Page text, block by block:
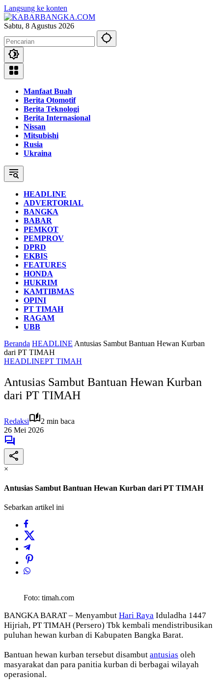
Langsung ke konten
Sabtu, 8 Agustus 2026
Manfaat Buah
Berita Otomotif
Berita Teknologi
Berita Internasional
Nissan
Mitsubishi
Rusia
Ukraina
HEADLINE
ADVERTORIAL
BANGKA
BABAR
PEMKOT
PEMPROV
DPRD
EKBIS
FEATURES
HONDA
HUKRIM
KAMTIBMAS
OPINI
PT TIMAH
RAGAM
UBB
Beranda HEADLINE Antusias Sambut Bantuan Hewan Kurban
dari PT TIMAH
HEADLINEPT TIMAH
Antusias Sambut Bantuan Hewan Kurban
dari PT TIMAH
Redaksi
2 min baca
26 Mei 2026
×
Antusias Sambut Bantuan Hewan Kurban dari PT TIMAH
Sebarkan artikel ini
Foto: timah.com
BANGKA BARAT – Menyambut Hari Raya Iduladha 1447
Hijriah, PT TIMAH (Persero) Tbk kembali mendistribusikan
puluhan hewan kurban di Kabupaten Bangka Barat.
Bantuan hewan kurban tersebut disambut antusias oleh
masyarakat dan para panitia kurban di berbagai wilayah
operasional.